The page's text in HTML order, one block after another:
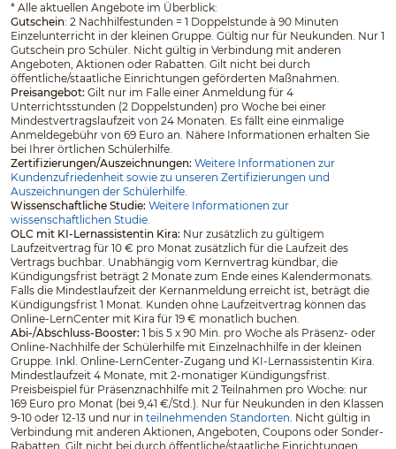
* Alle aktuellen Angebote im Überblick:
Gutschein: 2 Nachhilfestunden = 1 Doppelstunde à 90 Minuten
Einzelunterricht in der kleinen Gruppe. Gültig nur für Neukunden. Nur 1
Gutschein pro Schüler. Nicht gültig in Verbindung mit anderen
Angeboten, Aktionen oder Rabatten. Gilt nicht bei durch
öffentliche/staatliche Einrichtungen geförderten Maßnahmen.
Preisangebot: Gilt nur im Falle einer Anmeldung für 4
Unterrichtsstunden (2 Doppelstunden) pro Woche bei einer
Mindestvertragslaufzeit von 24 Monaten. Es fällt eine einmalige
Anmeldegebühr von 69 Euro an. Nähere Informationen erhalten Sie
bei Ihrer örtlichen Schülerhilfe.
Zertifizierungen/Auszeichnungen: Weitere Informationen zur
Kundenzufriedenheit sowie zu unseren Zertifizierungen und
Auszeichnungen der Schülerhilfe.
Wissenschaftliche Studie: Weitere Informationen zur
wissenschaftlichen Studie.
OLC mit KI-Lernassistentin Kira: Nur zusätzlich zu gültigem
Laufzeitvertrag für 10 € pro Monat zusätzlich für die Laufzeit des
Vertrags buchbar. Unabhängig vom Kernvertrag kündbar, die
Kündigungsfrist beträgt 2 Monate zum Ende eines Kalendermonats.
Falls die Mindestlaufzeit der Kernanmeldung erreicht ist, beträgt die
Kündigungsfrist 1 Monat. Kunden ohne Laufzeitvertrag können das
Online-LernCenter mit Kira für 19 € monatlich buchen.
Abi-/Abschluss-Booster: 1 bis 5 x 90 Min. pro Woche als Präsenz- oder
Online-Nachhilfe der Schülerhilfe mit Einzelnachhilfe in der kleinen
Gruppe. Inkl. Online-LernCenter-Zugang und KI-Lernassistentin Kira.
Mindestlaufzeit 4 Monate, mit 2-monatiger Kündigungsfrist.
Preisbeispiel für Präsenznachhilfe mit 2 Teilnahmen pro Woche: nur
169 Euro pro Monat (bei 9,41 €/Std.). Nur für Neukunden in den Klassen
9-10 oder 12-13 und nur in teilnehmenden Standorten. Nicht gültig in
Verbindung mit anderen Aktionen, Angeboten, Coupons oder Sonder-
Rabatten. Gilt nicht bei durch öffentliche/staatliche Einrichtungen